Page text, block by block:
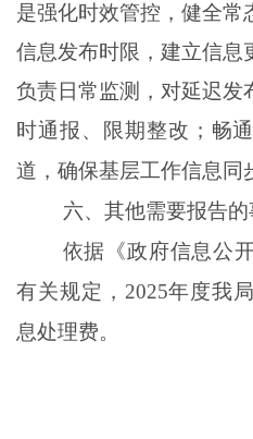
是强化时效管控，健全常
信息发布时限，建立信息
负责日常监测，对延迟发
时通报、限期整改；畅
道，确保基层工作信息同
六、其他需要报告的
依据《政府信息公
有关规定 ， 2025年度我局
息处理费。